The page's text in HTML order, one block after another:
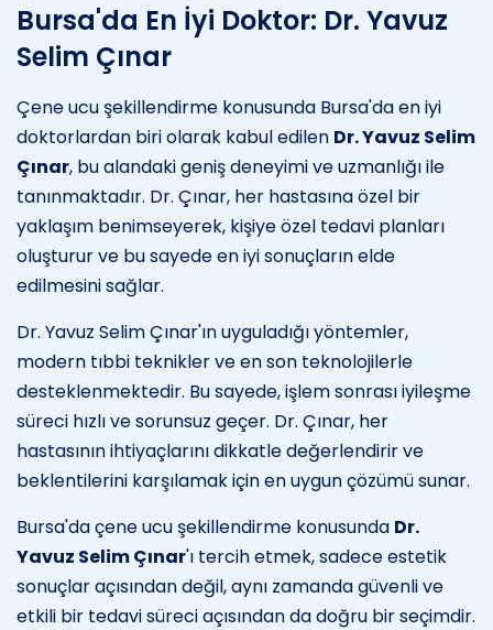
Bursa'da En İyi Doktor: Dr. Yavuz
Selim Çınar
Çene ucu şekillendirme konusunda Bursa'da en iyi
doktorlardan biri olarak kabul edilen Dr. Yavuz Selim
Çınar, bu alandaki geniş deneyimi ve uzmanlığı ile
tanınmaktadır. Dr. Çınar, her hastasına özel bir
yaklaşım benimseyerek, kişiye özel tedavi planları
oluşturur ve bu sayede en iyi sonuçların elde
edilmesini sağlar.
Dr. Yavuz Selim Çınar'ın uyguladığı yöntemler,
modern tıbbi teknikler ve en son teknolojilerle
desteklenmektedir. Bu sayede, işlem sonrası iyileşme
süreci hızlı ve sorunsuz geçer. Dr. Çınar, her
hastasının ihtiyaçlarını dikkatle değerlendirir ve
beklentilerini karşılamak için en uygun çözümü sunar.
Bursa'da çene ucu şekillendirme konusunda Dr.
Yavuz Selim Çınar'ı tercih etmek, sadece estetik
sonuçlar açısından değil, aynı zamanda güvenli ve
etkili bir tedavi süreci açısından da doğru bir seçimdir.